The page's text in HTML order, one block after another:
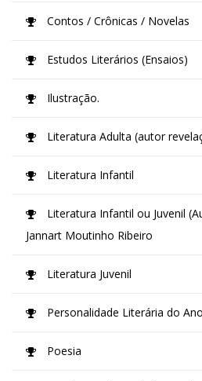
Contos / Crônicas / Novelas
Estudos Literários (Ensaios)
Ilustração.
Literatura Adulta (autor
Literatura Infantil
Literatura Infantil ou Juvenil
Jannart Moutinho Ribeiro
Literatura Juvenil
Personalidade Literária do Ano
Poesia